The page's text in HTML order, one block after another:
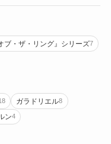
ブ・ザ・リング』シリーズ7
ガラドリエル8
ン4